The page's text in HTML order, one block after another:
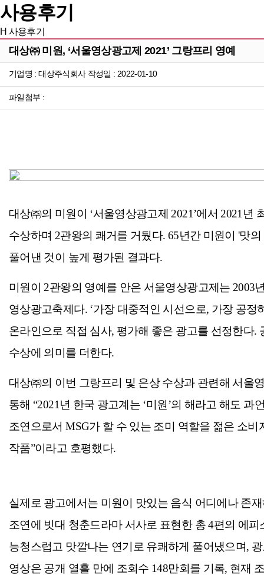
사용후기
H 사용후기
대상㈜ 미원, ‘서울영상광고제 2021’ 그랑프리 영예
기업명 : 대상주식회사 작성일 : 2022-01-10
파일첨부 :
대상㈜의 미원이 ‘서울영상광고제 2021’에서 2021
수상하며 2관왕의 쾌거를 거뒀다. 65년간 미원이 '맛
풀어낸 것이 높게 평가된 결과다.
미원이 2관왕의 영예를 안은 서울영상광고제는 2003
영상광고축제다. ‘가장 대중적인 시선으로, 가장 공
온라인으로 직접 심사, 평가해 좋은 광고를 선정한다
수상에 의미를 더한다.
대상㈜의 이번 그랑프리 및 은상 수상과 관련해 서울
통해 “2021년 한국 광고계는 ‘미원’의 해라고 해도
조연으로서 MSG가 할 수 있는 조미 역할을 젊은 소
작품”이라고 호평했다.
실제로 광고에서는 미원이 맛있는 음식 어디에나 존
조연에 빗대 청춘드라마 서사로 표현한 총 4편의 에
능청스럽고 맛깔나는 연기로 유쾌하게 풀어냈으며,
영상은 공개 열흘 만에 조회수 148만회를 기록, 현재